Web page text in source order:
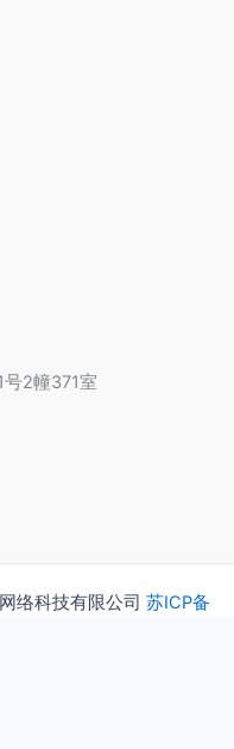
2幢371室
络科技有限公司 苏ICP备